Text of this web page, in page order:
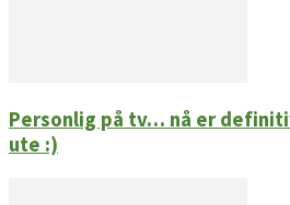
Personlig på tv… nå er
ute :)